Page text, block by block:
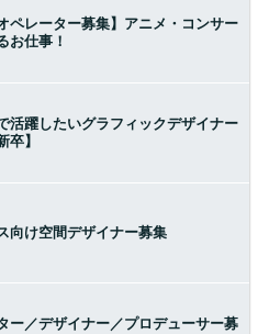
ペレーター募集】アニメ・コンサー
お仕事！
活躍したいグラフィックデザイナー
卒】
向け空間デザイナー募集
ー／デザイナー／プロデューサー募